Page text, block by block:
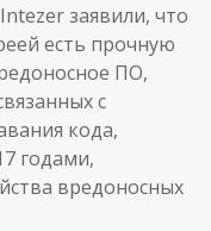
заявили, что
есть прочную
ПО,
с
кода,
годами,
вредоносных